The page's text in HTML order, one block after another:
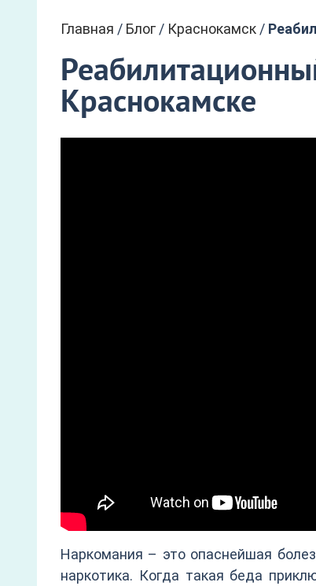
Главная / Блог / Краснокамск /
Краснокамске
Наркомания – это опаснейшая
наркотика. Когда такая беда